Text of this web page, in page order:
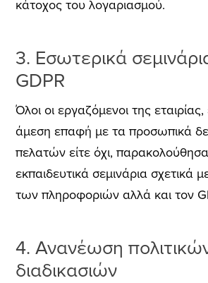
κάτοχος του λογαριασμού.
3. Εσωτερικά
GDPR
Όλοι οι εργαζόμενοι της εταιρίας,
άμεση επαφή με τα προσωπικά
πελατών είτε όχι,
εκπαιδευτικά σεμινάρια σχετικά
των πληροφοριών αλλά και τον
4. Ανανέωση
διαδικασιών